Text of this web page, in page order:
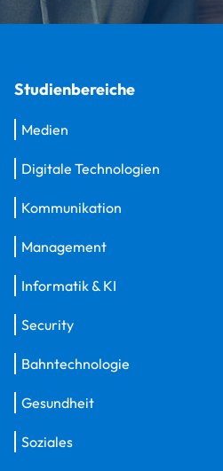
Studienbereiche
Medien
Digitale Technologien
Kommunikation
Management
Informatik & KI
Security
Bahntechnologie
Gesundheit
Soziales